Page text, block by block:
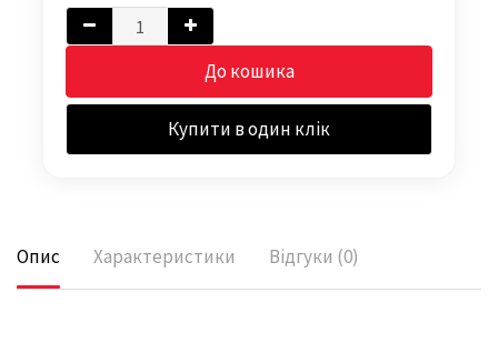
До кошика
Купити в один клік
Опис Характеристики Відгуки (0)